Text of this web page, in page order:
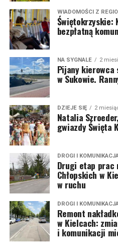
WIADOMOŚCI Z
Świętokrzyskie:
bezpłatną
NA SYGNALE 2
Pijany kierowca
w Sukowie.
DZIEJE SIĘ 2
Natalia
gwiazdy Święta
DROGI I
Drugi etap prac
Chłopskich w
w ruchu
DROGI I
Remont
w Kielcach:
i komunikacji